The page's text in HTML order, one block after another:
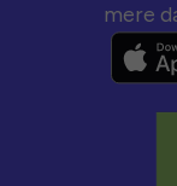
mere